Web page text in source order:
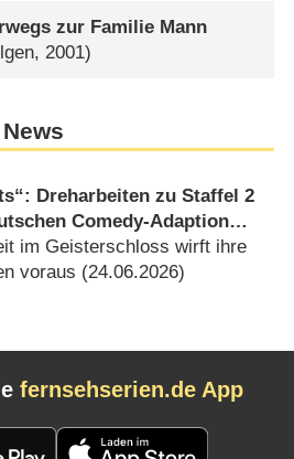
zur Familie Mann
2001)
Dreharbeiten zu Staffel 2
Comedy-Adaption
im Geisterschloss wirft ihre
voraus (24.06.2026)
fernsehserien.de App